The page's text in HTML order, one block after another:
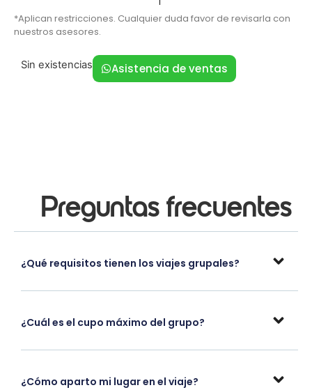
*Aplican restricciones. Cualquier duda favor de revisarla con
nuestros asesores.
Sin existencias Asistencia de ventas
Preguntas frecuentes
¿Qué requisitos tienen los viajes grupales?
¿Cuál es el cupo máximo del grupo?
¿Cómo aparto mi lugar en el viaje?